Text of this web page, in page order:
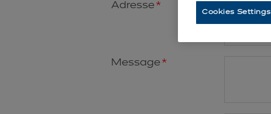
Adresse
Message
Cookies Settings